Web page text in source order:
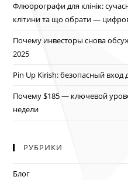
Флюорографи для клінік:
клітини та що обрати —
Почему инвесторы снова
2025
Pin Up Kirish: безопасный вход
Почему $185 — ключевой
недели
РУБРИКИ
Блог